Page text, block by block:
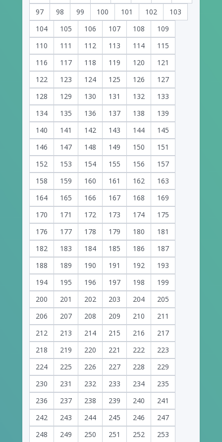
97
98 99 100 101 102
103
104
105 106 107 108
109
110
111 112 113 114
115
116
117 118 119 120
121
122
123 124 125 126
127
128
129 130 131 132
133
134
135 136 137 138
139
140
141 142 143 144
145
146
147 148 149 150
151
152
153 154 155 156
157
158
159 160 161 162
163
164
165 166 167 168
169
170
171 172 173 174
175
176
177 178 179 180
181
182
183 184 185 186
187
188
189 190 191 192
193
194
195 196 197 198
199
200
201 202 203 204
205
206
207 208 209 210
211
212
213 214 215 216
217
218
219 220 221 222
223
224
225 226 227 228
229
230
231 232 233 234
235
236
237 238 239 240
241
242
243 244 245 246
247
248
249 250 251 252
253